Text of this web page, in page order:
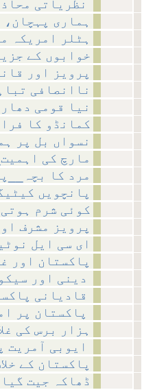
ہماری پہچان،
ہٹلر امریکہ
خوابوں کے
پرویز اور
ناانصافی
نیا قومی
کمانڈو کا
نسواں بل پر
مارچ کی
مرد کا
پانچویں
کوئی شرم
پرویز مشرف
ای سی ایل
پاکستان اور
ہزار برس کی
پاکستان کے
ڈھاکہ جیت